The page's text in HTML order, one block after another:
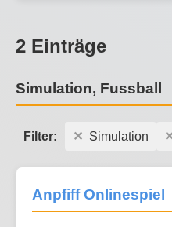
2 Einträge
Simulation, Fussball
Filter: Simulation
Anpfiff Onlinespiel